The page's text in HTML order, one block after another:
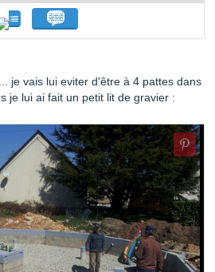
je vais lui eviter d'être à 4 pattes dans
je lui ai fait un petit lit de gravier :